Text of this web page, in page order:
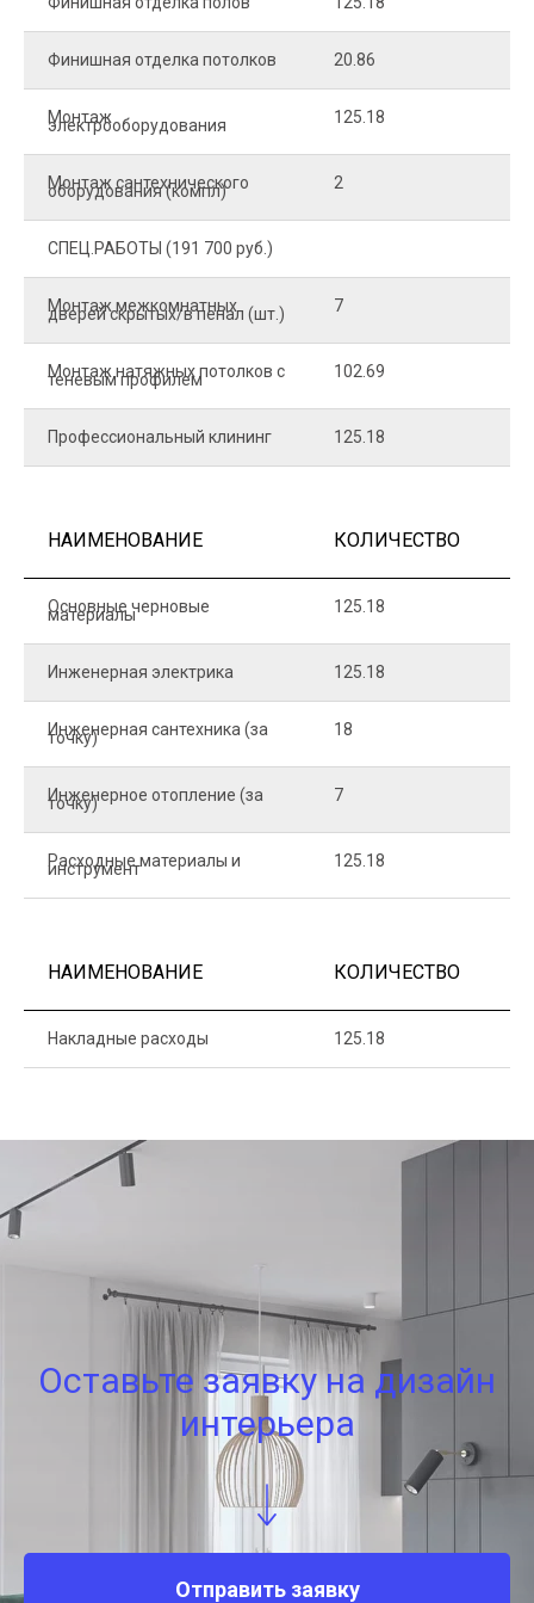
Финишная отделка потолков 20.86
Монтаж
электрооборудования 125.18
Монтаж сантехнического
оборудования (компл) 2
СПЕЦ.РАБОТЫ (191 700 руб.)
Монтаж межкомнатных
дверей скрытых/в пенал (шт.) 7
Монтаж натяжных потолков с
теневым профилем 102.69
Профессиональный клининг 125.18
НАИМЕНОВАНИЕ КОЛИЧЕСТВО
Основные черновые
материалы 125.18
Инженерная электрика 125.18
Инженерная сантехника (за
точку) 18
Инженерное отопление (за
точку) 7
Расходные материалы и
инструмент 125.18
НАИМЕНОВАНИЕ КОЛИЧЕСТВО
Накладные расходы 125.18
Оставьте заявку на дизайн
интерьера
Отправить заявку